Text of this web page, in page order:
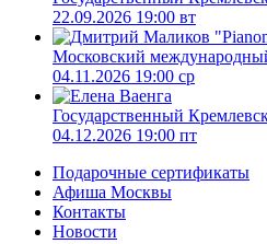
22.09.2026 19:00 вт
Московский
04.11.2026 19:00 ср
Государственный
04.12.2026 19:00 пт
Подарочные сертификаты
Афиша Москвы
Контакты
Новости